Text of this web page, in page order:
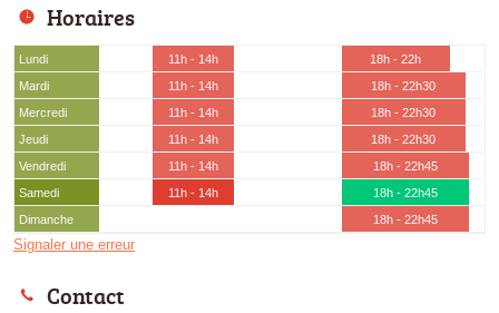
Horaires
Lundi 11h - 14h
18h - 22h
Mardi
11h - 14h
18h - 22h30
Mercredi
11h - 14h
18h - 22h30
Jeudi
11h - 14h
18h - 22h30
Vendredi
11h - 14h
18h - 22h45
Samedi
11h - 14h
18h - 22h45
Dimanche
18h - 22h45
Signaler une erreur
Contact